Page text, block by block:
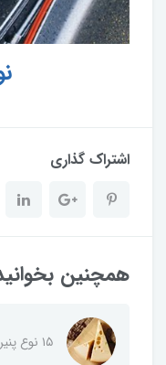
اشتراک گذاری
همچنین
۱۵ نوع پنیر خوشمزه و محبوب در دنیا